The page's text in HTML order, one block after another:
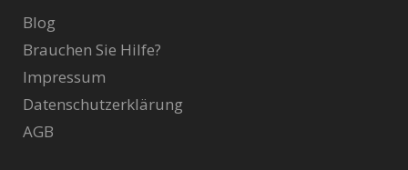
Blog
Brauchen Sie Hilfe?
Impressum
Datenschutzerklärung
AGB